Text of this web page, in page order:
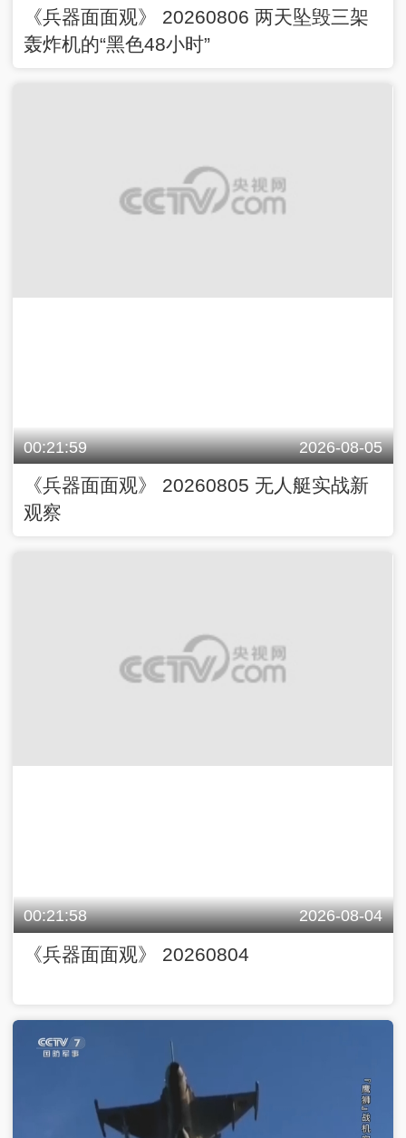
《兵器面面观》 20260806 两天坠毁三架
轰炸机的“黑色48小时”
00:21:59 2026-08-05
《兵器面面观》 20260805 无人艇实战新
观察
00:21:58 2026-08-04
《兵器面面观》 20260804